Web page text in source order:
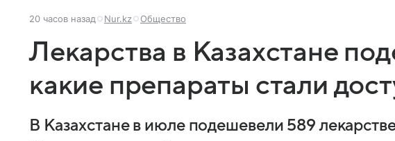
20 часов назад Nur.kz Общество
Лекарства в Казахстане
какие препараты стали
В Казахстане в июле подешевели 589